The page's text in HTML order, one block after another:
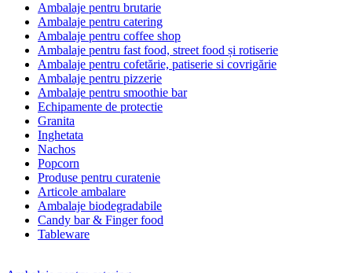
Ambalaje pentru brutarie
Ambalaje pentru catering
Ambalaje pentru coffee shop
Ambalaje pentru fast food, street food și rotiserie
Ambalaje pentru cofetărie, patiserie si covrigărie
Ambalaje pentru pizzerie
Ambalaje pentru smoothie bar
Echipamente de protectie
Granita
Inghetata
Nachos
Popcorn
Produse pentru curatenie
Articole ambalare
Ambalaje biodegradabile
Candy bar & Finger food
Tableware